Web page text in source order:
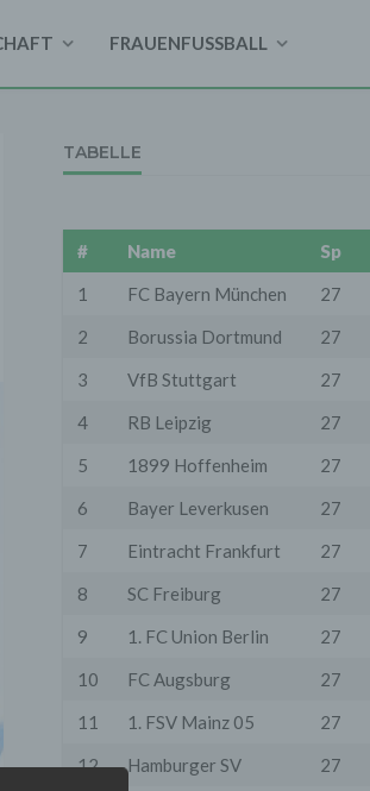
FRAUENFUSSBALL
TABELLE
# Name Sp
1
FC Bayern München 27
2
Borussia Dortmund 27
3
VfB Stuttgart 27
4
RB Leipzig 27
5
1899 Hoffenheim 27
6
Bayer Leverkusen 27
7
Eintracht Frankfurt 27
8
SC Freiburg 27
9
1. FC Union Berlin 27
10
FC Augsburg 27
11
1. FSV Mainz 05 27
12
Hamburger SV 27